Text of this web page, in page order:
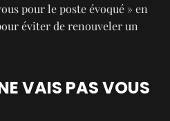
pour le poste évoqué » en
éviter de renouveler un
VAIS PAS VOUS